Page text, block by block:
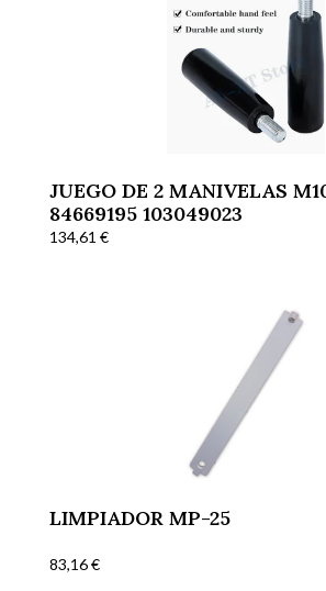
JUEGO DE 2 MANIVELAS
84669195 103049023
134,61 €
LIMPIADOR MP-25
83,16€